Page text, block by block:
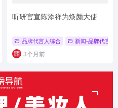
# 品牌代言人 # 护肤 # 三式
听研官宣陈添祥为焕颜大使
品牌代言人综合 新闻-品牌代言人
3个月前